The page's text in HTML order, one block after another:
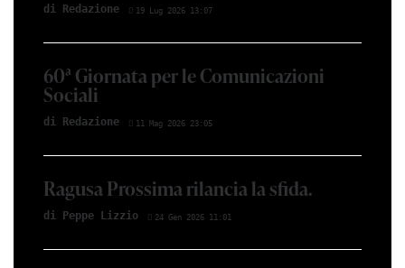
di Redazione 19 Lug 2026 13:07
60ª Giornata per le Comunicazioni
Sociali
di Redazione 11 Mag 2026 23:05
Ragusa Prossima rilancia la sfida.
di Peppe Lizzio 24 Gen 2026 11:01